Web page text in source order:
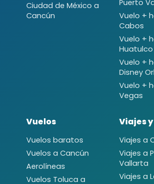
Ciudad de México a
Cancún
Puerto
Vuelo +
Cabos
Vuelo +
Huatulco
Vuelo +
Disney
Vuelo +
Vegas
Vuelos
Vuelos baratos
Vuelos a Cancún
Aerolíneas
Vuelos Toluca a
Viajes
Viajes a
Viajes a
Vallarta
Viajes a